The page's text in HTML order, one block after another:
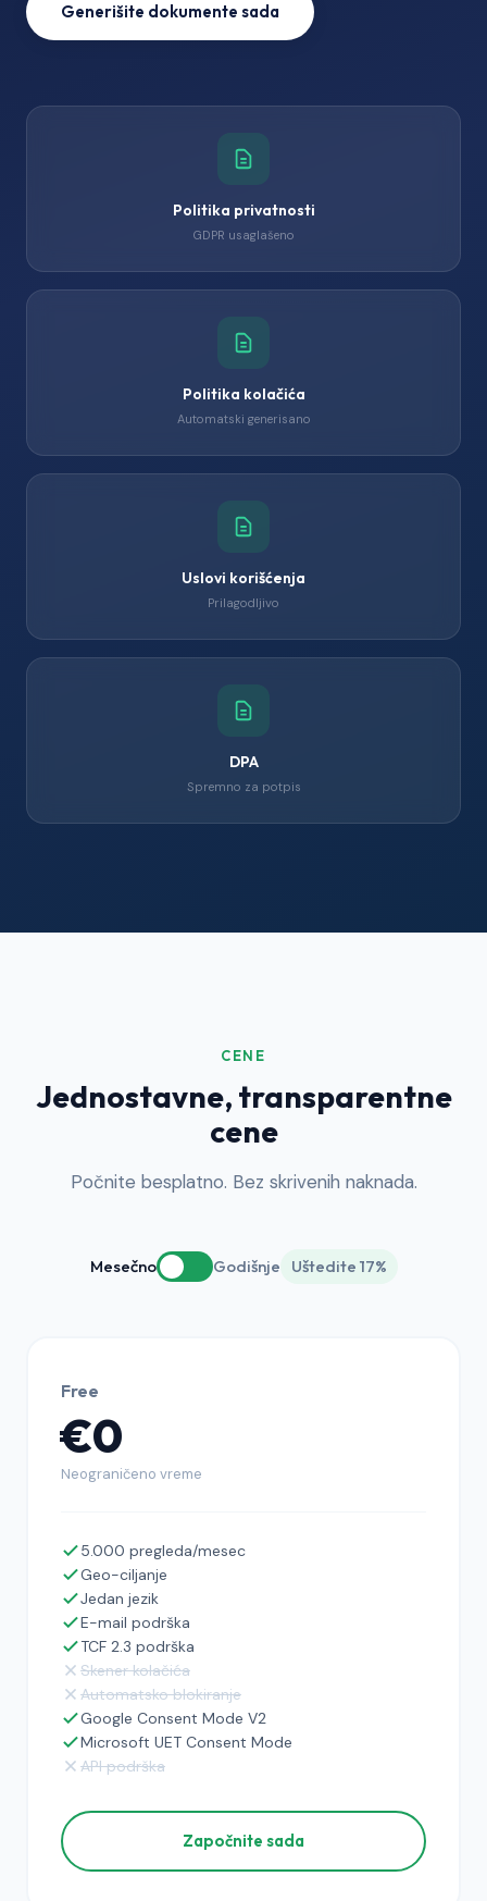
Generišite dokumente sada
Politika privatnosti
GDPR usaglašeno
Politika kolačića
Automatski generisano
Uslovi korišćenja
Prilagodljivo
DPA
Spremno za potpis
CENE
Jednostavne, transparentne
cene
Počnite besplatno. Bez skrivenih naknada.
Mesečno Godišnje Uštedite 17%
Free
€0
Neograničeno vreme
5.000 pregleda/mesec
Geo-ciljanje
Jedan jezik
E-mail podrška
TCF 2.3 podrška
Skener kolačića
Automatsko blokiranje
Google Consent Mode V2
Microsoft UET Consent Mode
API podrška
Započnite sada